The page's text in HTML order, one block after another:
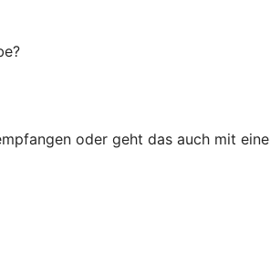
oder geht das auch mit